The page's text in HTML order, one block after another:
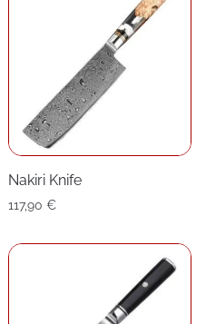
Nakiri Knife
117,90 €